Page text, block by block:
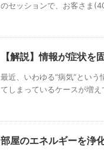
のセッションで、お客さま
【解説】情報が症状を
最近、いわゆる“病気”とい
てしまっているケースが増え
部屋のエネルギーを浄